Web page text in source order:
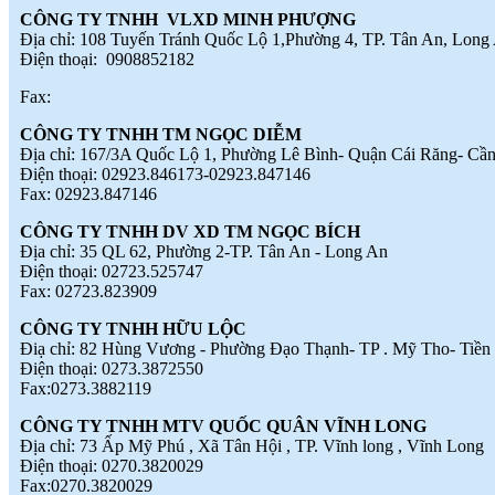
TINH THẦN SÁNG TẠO CỦA
NGƯỜI LAO ĐỘNG (2018-07-05 )
♦ GẠCH MEN THANH THANH TỔ
THƯỜNG NIÊN NĂM 2018
GẠCH MEN THANH THANH TỔ
CHỨC HỘI NGHỊ TỔNG KẾT
TÌNH HÌNH SXKD NĂM 2017 VÀ
TRIỂN KHAI HOẠT ĐỘNG SXKD
NĂM 2018 (2018-01-17
♦ CÔNG ĐOÀN CÔNG TY GẠCH
MEN THANH THANH TỔ CHỨC
THÀNH CÔNG ĐẠI HỘI NHIỆM
KỲ XV (2017 - 2022)
CHỨC HỘI THAO MỪNG NGÀY
CÁCH MẠNG THÁNG 8 VÀ
QUỐC KHÁNH 2/9. (2017-10-02
♦ GẠCH MEN THANH THANH TỔ
CHỨC THÀNH CÔNG HỘI NGHỊ
ĐẠI BIỂU NGƯỜI LAO ĐỘNG
NĂM 2017 (2017-10-02)
♦ Sử dụng vật liệu thân thiện với môi
CÔNG TY TNHH VLXD MINH PHƯỢNG
Địa chỉ: 108 Tuyến Tránh Quốc Lộ 1,Phường 4, TP. Tân An, Long
Điện thoại: 0908852182
Fax:
CÔNG TY TNHH TM NGỌC DIỄM
Địa chỉ: 167/3A Quốc Lộ 1, Phường Lê Bình- Quận Cái Răng-
Điện thoại: 02923.846173-02923.847146
Fax: 02923.847146
CÔNG TY TNHH DV XD TM NGỌC BÍCH
Địa chỉ: 35 QL 62, Phường 2-TP. Tân An - Long An
Điện thoại: 02723.525747
Fax: 02723.823909
CÔNG TY TNHH HỮU LỘC
Điạ chỉ: 82 Hùng Vương - Phường Đạo Thạnh- TP . Mỹ Tho- Tiền
Điện thoại: 0273.3872550
Fax:0273.3882119
CÔNG TY TNHH MTV QUỐC QUÂN VĨNH LONG
Địa chỉ: 73 Ấp Mỹ Phú , Xã Tân Hội , TP. Vĩnh long , Vĩnh Long
Điện thoại: 0270.3820029
Fax:0270.3820029